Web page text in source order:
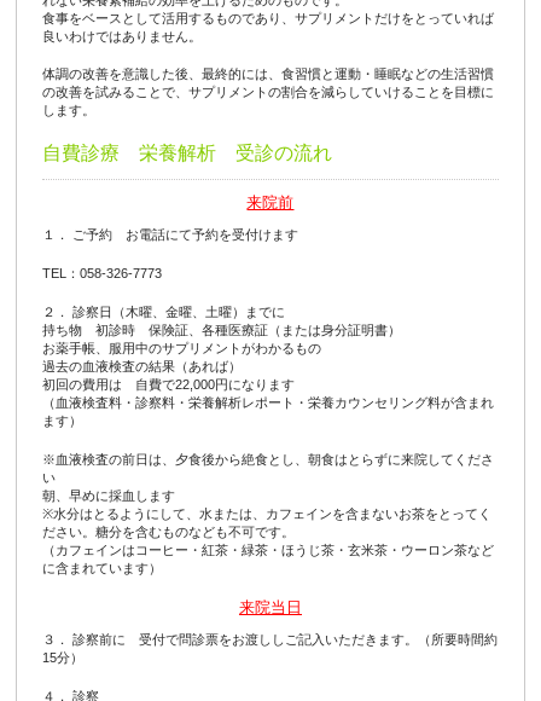
食事をベースとして活用するものであり、サプリメントだけをとっていれば
良いわけではありません。
体調の改善を意識した後、最終的には、食習慣と運動・睡眠などの生活習慣
の改善を試みることで、サプリメントの割合を減らしていけることを目標に
します。
自費診療 栄養解析 受診の流れ
来院前
１． ご予約 お電話にて予約を受付けます
TEL：058-326-7773
２． 診察日（木曜、金曜、土曜）までに
持ち物 初診時 保険証、各種医療証（または身分証明書）
お薬手帳、服用中のサプリメントがわかるもの
過去の血液検査の結果（あれば）
初回の費用は 自費で22,000円になります
（血液検査料・診察料・栄養解析レポート・栄養カウンセリング料が含まれ
ます）
※血液検査の前日は、夕食後から絶食とし、朝食はとらずに来院してくださ
い
朝、早めに採血します
※水分はとるようにして、水または、カフェインを含まないお茶をとってく
ださい。糖分を含むものなども不可です。
（カフェインはコーヒー・紅茶・緑茶・ほうじ茶・玄米茶・ウーロン茶など
に含まれています）
来院当日
３． 診察前に 受付で問診票をお渡ししご記入いただきます。（所要時間約
15分）
４． 診察